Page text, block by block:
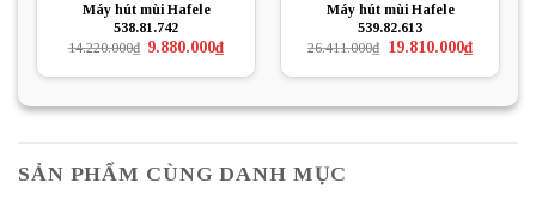
Máy hút mùi Hafele
538.81.742
14.220.000₫ Giá
là:
9.880.000₫Giá
hiện
tại
9.880.000₫.
Máy hút mùi Hafele
539.82.613
26.411.000₫ Giá
là:
19.810.000₫Giá
hiện
tại
SẢN PHẨM CÙNG DANH MỤC